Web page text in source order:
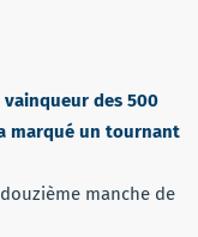
vainqueur des 500
marqué un tournant
manche de